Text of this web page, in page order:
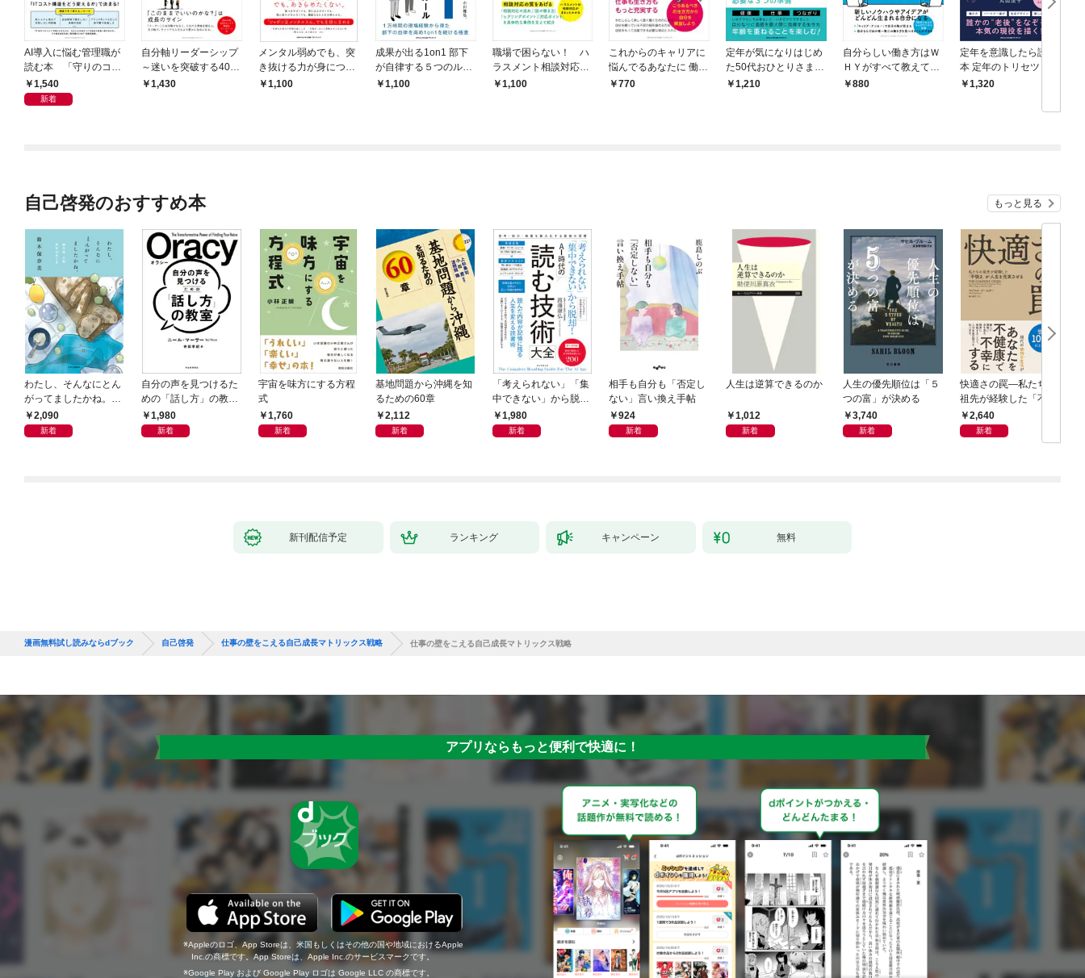
AI導入に悩む管理職が
読む本 「守りのコス
ト」を削りAI投資の原
資をつくるIT構造改革
1,540
新着
自分軸リーダーシップ
～迷いを突破する40
代からのキャリア再構
1,430
メンタル弱めでも、突
き抜ける力が身につ
く 繊細さを「自信」
1,100
成果が出る1on1 部下
が自律する５つのルー
ル1,100
職場で困らない！ ハ
ラスメント相談対応ハ
ンドブック ハラスメ
1,100
これからのキャリアに
悩んでるあなたに 働く
女性の教科書 アンコン
770
定年が気になりはじめ
た50代おひとりさま女
子たちのトリセツ 人
1,210
自分らしい働き方はＷ
ＨＹがすべて教えてく
れる 毎日がワクワク
880
定年を意識したら読む
本 定年のトリセツ 暮
らしと仕事の再設計マ
1,320
自己啓発のおすすめ本 もっと見る
わたし、そんなにとん
がってましたかね。
獅子座、Ａ型、丙午は
めぐる
2,090
新着
自分の声を見つけるた
めの「話し方」の教
室 Ｏｒａｃｙ（オラ
シー）
1,980
新着
宇宙を味方にする方程
式
1,760
新着
基地問題から沖縄を知
るための60章
2,112
新着
「考えられない」「集
中できない」から脱
却！ AI時代の読む技
術大全
1,980
新着
相手も自分も「否定し
ない」言い換え手帖
924
新着
人生は逆算できるのか
1,012
新着
人生の優先順位は「５
つの富」が決める
3,740
新着
快適さの罠―私たちの
祖先が経験した「不快
さ」が人生を充実させ
る
2,640
新着
新刊配信予定 ランキング キャンペーン 無料
漫画無料試し読みならdブック 自己啓発 仕事の壁をこえる自己成長マトリックス戦略 仕事の壁をこえる自己成長マトリックス戦略
アプリならもっと便利で快適に！
Appleのロゴ、App Storeは、米国もしくはその他の国や地域におけるApple
Inc.の商標です。App Storeは、Apple Inc.のサービスマークです。
Google Play および Google Play ロゴは Google LLC の商標です。